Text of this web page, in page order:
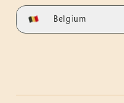
Belgium